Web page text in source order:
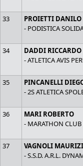
33
PROIETTI DANILO
- PODISTICA
34
DADDI RICCARDO
- ATLETICA AVIS
35
PINCANELLI
- 2S ATLETICA
36
MARI ROBERTO
- MARATHON CLUB
37
VAGNOLI
- S.S.D. A.R.L.